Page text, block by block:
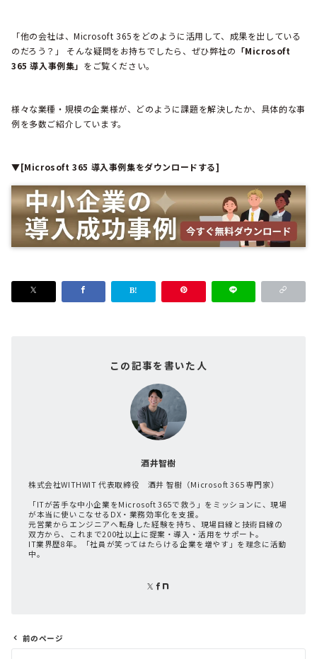
「他の会社は、Microsoft 365をどのように活用して、成果を出している
のだろう？」 そんな疑問をお持ちでしたら、ぜひ弊社の 「Microsoft
365 導入事例集」 をご覧ください。
様々な業種・規模の企業様が、どのように課題を解決したか、具体的な事
例を多数ご紹介しています。
▼[Microsoft 365 導入事例集をダウンロードする]
この記事を書いた人
酒井智樹
株式会社WITHWIT 代表取締役 酒井 智樹（Microsoft 365 専門家）
「ITが苦手な中小企業をMicrosoft 365で救う」をミッションに、現場
が本当に使いこなせるDX・業務効率化を支援。
元営業からエンジニアへ転身した経験を持ち、現場目線と技術目線の
双方から、これまで200社以上に提案・導入・活用をサポート。
IT業界歴8年。「社員が笑ってはたらける企業を増やす」を理念に活動
中。
前のページ